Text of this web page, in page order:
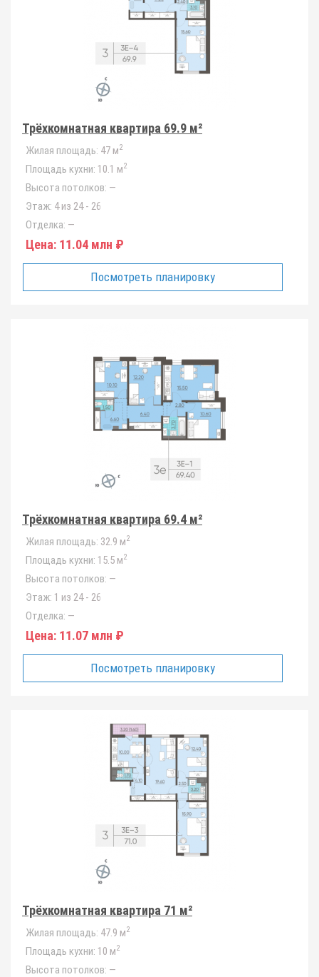
Трёхкомнатная квартира 69.9 м²
Жилая площадь: 47 м2
Площадь кухни: 10.1 м2
Высота потолков: —
Этаж: 4 из 24 - 26
Отделка: —
Цена: 11.04 млн ₽
Посмотреть планировку
Трёхкомнатная квартира 69.4 м²
Жилая площадь: 32.9 м2
Площадь кухни: 15.5 м2
Высота потолков: —
Этаж: 1 из 24 - 26
Отделка: —
Цена: 11.07 млн ₽
Посмотреть планировку
Трёхкомнатная квартира 71 м²
Жилая площадь: 47.9 м2
Площадь кухни: 10 м2
Высота потолков: —